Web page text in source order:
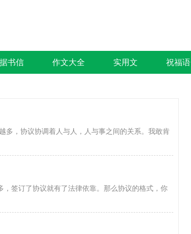
书信 作文大全 实用文 祝福语
多，协议协调着人与人，人与事之间的关系。我敢肯
签订了协议就有了法律依靠。那么协议的格式，你